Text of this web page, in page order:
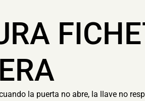
la puerta no abre, la llave no